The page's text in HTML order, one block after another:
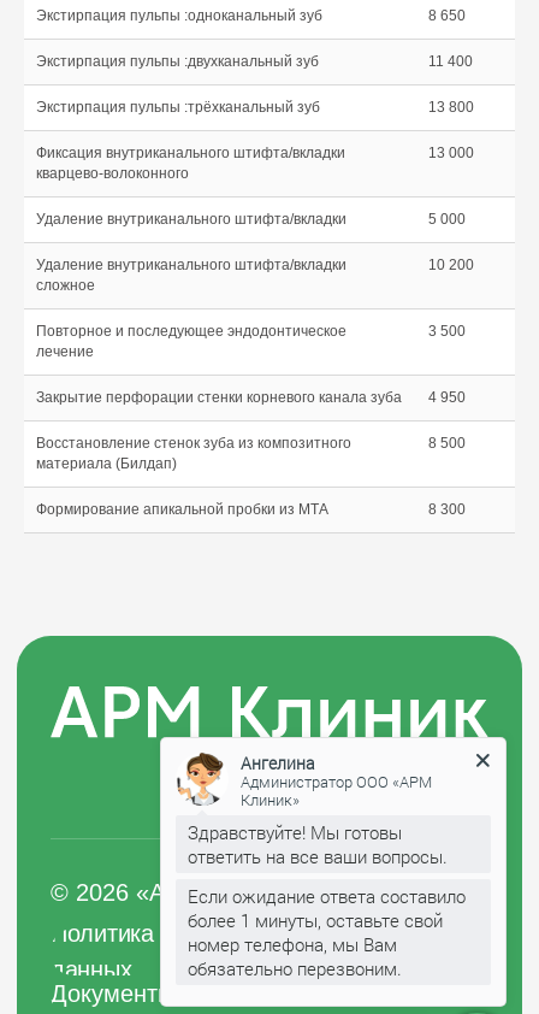
Экстирпация пульпы :одноканальный зуб 8 650
Экстирпация пульпы :двухканальный зуб 11 400
Экстирпация пульпы :трёхканальный зуб 13 800
Фиксация внутриканального штифта/вкладки
кварцево-волоконного
13 000
Удаление внутриканального штифта/вкладки 5 000
Удаление внутриканального штифта/вкладки
сложное
10 200
Повторное и последующее эндодонтическое
лечение
3 500
Закрытие перфорации стенки корневого канала зуба 4 950
Восстановление стенок зуба из композитного
материала (Билдап)
8 500
Формирование апикальной пробки из МТА 8 300
Ангелина
Администратор ООО «АРМ
Клиник»
Здравствуйте! Мы готовы
ответить на все ваши вопросы.
Если ожидание ответа составило
более 1 минуты, оставьте свой
номер телефона, мы Вам
обязательно перезвоним.